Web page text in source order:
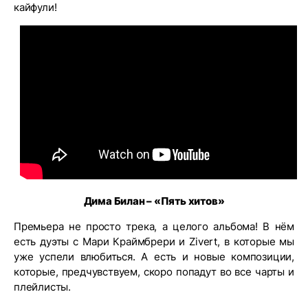
кайфули!
Дима Билан – «Пять хитов»
Премьера не просто трека, а целого альбома! В нём
есть дуэты с Мари Краймбрери и Zivert, в которые мы
уже успели влюбиться. А есть и новые композиции,
которые, предчувствуем, скоро попадут во все чарты и
плейлисты.